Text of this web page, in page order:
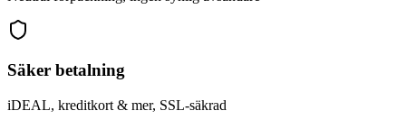
Säker betalning
iDEAL, kreditkort & mer, SSL-säkrad